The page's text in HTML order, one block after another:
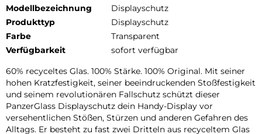
Modellbezeichnung
Displayschutz
Produkttyp
Displayschutz
Farbe
Transparent
Verfügbarkeit
sofort verfügbar
60% recyceltes Glas. 100% Stärke. 100% Original. Mit seiner
hohen Kratzfestigkeit, seiner beeindruckenden Stoßfestigkeit
und seinem revolutionären Fallschutz schützt dieser
PanzerGlass Displayschutz dein Handy-Display vor
versehentlichen Stößen, Stürzen und anderen Gefahren des
Alltags. Er besteht zu fast zwei Dritteln aus recyceltem Glas